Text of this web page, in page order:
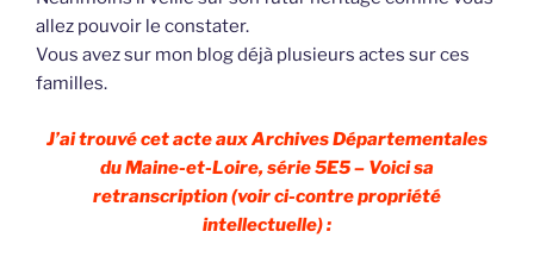
allez pouvoir le constater.
Vous avez sur mon blog déjà plusieurs actes sur ces
familles.
J’ai trouvé cet acte aux Archives Départementales
du Maine-et-Loire, série 5E5 – Voici sa
retranscription (voir ci-contre propriété
intellectuelle) :